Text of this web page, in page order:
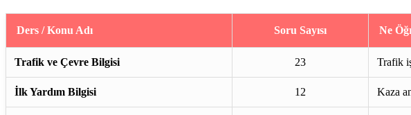
Ders / Konu Adı Soru Sayısı Ne
Trafik ve Çevre Bilgisi 23 Trafik
İlk Yardım Bilgisi 12 Kaza